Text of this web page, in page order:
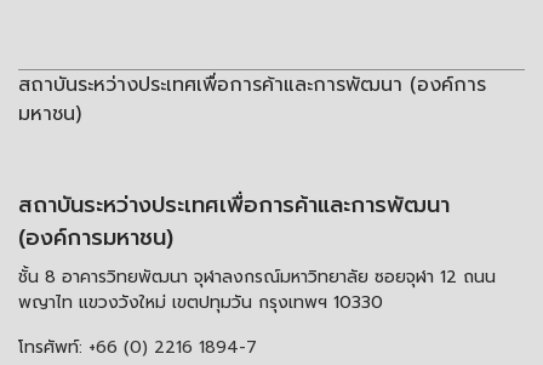
สถาบันระหว่างประเทศเพื่อการค้าและการพัฒนา (องค์การ
มหาชน)
สถาบันระหว่างประเทศเพื่อการค้าและการพัฒนา
(องค์การมหาชน)
ชั้น 8 อาคารวิทยพัฒนา จุฬาลงกรณ์มหาวิทยาลัย ซอยจุฬา 12 ถนน
พญาไท แขวงวังใหม่ เขตปทุมวัน กรุงเทพฯ 10330
โทรศัพท์: +66 (0) 2216 1894-7